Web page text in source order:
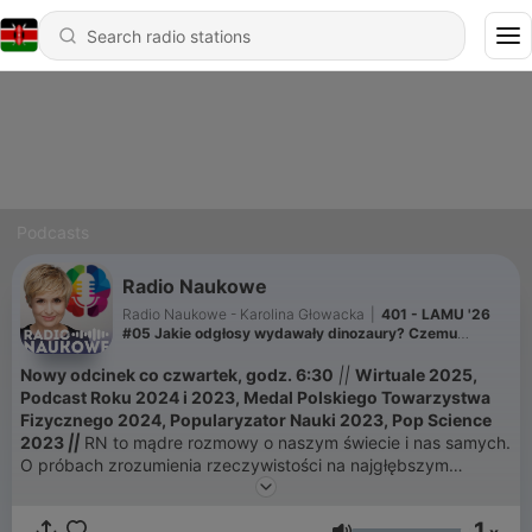
Radio Naukowe
Radio Naukowe - Karolina Głowacka
401 - LAMU '26
#05 Jakie odgłosy wydawały dinozaury? Czemu
Nowy odcinek co czwartek, godz. 6:30 || Wirtuale 2025,
Podcast Roku 2024 i 2023, Medal Polskiego Towarzystwa
Fizycznego 2024, Popularyzator Nauki 2023, Pop Science
2023 || RN to mądre rozmowy o naszym świecie i nas samych.
O próbach zrozumienia rzeczywistości na najgłębszym
poziomie. Rozmawiam z naukowcami i naukowczyniami, którzy